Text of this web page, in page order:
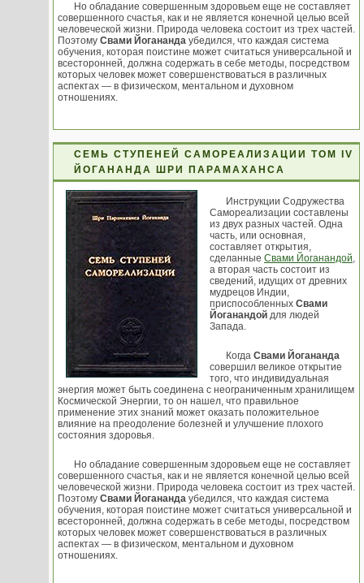
Но обладание совершенным здоровьем еще не составляет
совершенного счастья, как и не является конечной целью всей
человеческой жизни. Природа человека состоит из трех частей.
Поэтому Свами Йогананда убедился, что каждая система
обучения, которая поистине может считаться универсальной и
всесторонней, должна содержать в себе методы, посредством
которых человек может совершенствоваться в различных
аспектах — в физическом, ментальном и духовном
отношениях.
СЕМЬ СТУПЕНЕЙ САМОРЕАЛИЗАЦИИ ТОМ IV
ЙОГАНАНДА ШРИ ПАРАМАХАНСА
Инструкции Содружества
Самореализации составлены
из двух разных частей. Одна
часть, или основная,
составляет открытия,
сделанные Свами Йоганандой,
а вторая часть состоит из
сведений, идущих от древних
мудрецов Индии,
приспособленных Свами
Йоганандой для людей
Запада.
Когда Свами Йогананда
совершил великое открытие
того, что индивидуальная
энергия может быть соединена с неограниченным хранилищем
Космической Энергии, то он нашел, что правильное
применение этих знаний может оказать положительное
влияние на преодоление болезней и улучшение плохого
состояния здоровья.
Но обладание совершенным здоровьем еще не составляет
совершенного счастья, как и не является конечной целью всей
человеческой жизни. Природа человека состоит из трех частей.
Поэтому Свами Йогананда убедился, что каждая система
обучения, которая поистине может считаться универсальной и
всесторонней, должна содержать в себе методы, посредством
которых человек может совершенствоваться в различных
аспектах — в физическом, ментальном и духовном
отношениях.